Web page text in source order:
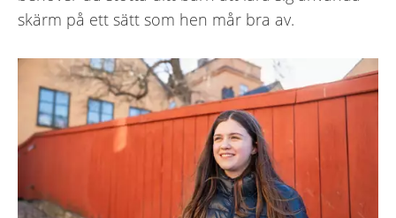
skärm på ett sätt som hen mår bra av.